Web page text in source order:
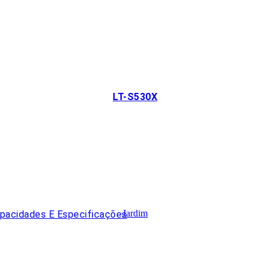
LT-S530X
Jardim
E Especificações